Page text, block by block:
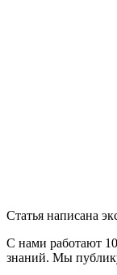
Статья написана
С нами работают
знаний. Мы